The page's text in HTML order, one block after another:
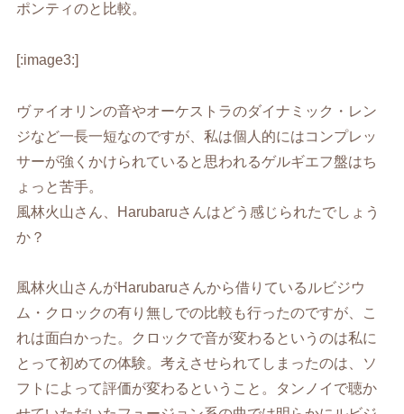
ポンティのと比較。
[:image3:]
ヴァイオリンの音やオーケストラのダイナミック・レン
ジなど一長一短なのですが、私は個人的にはコンプレッ
サーが強くかけられていると思われるゲルギエフ盤はち
ょっと苦手。
風林火山さん、Harubaruさんはどう感じられたでしょう
か？
風林火山さんがHarubaruさんから借りているルビジウ
ム・クロックの有り無しでの比較も行ったのですが、こ
れは面白かった。クロックで音が変わるというのは私に
とって初めての体験。考えさせられてしまったのは、ソ
フトによって評価が変わるということ。タンノイで聴か